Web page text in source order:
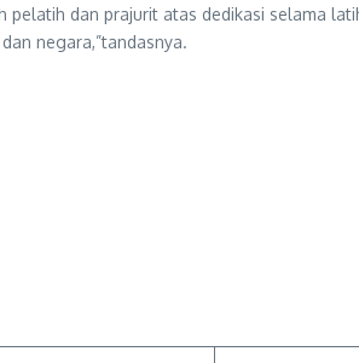
dan prajurit atas dedikasi selama
negara,”tandasnya.